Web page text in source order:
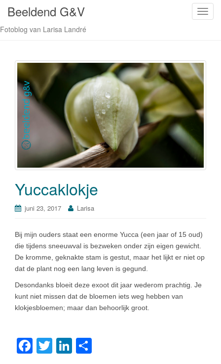
S
k
l
n
v
a
t
i
Beeldend G&V
Fotoblog van Larisa Landré
Yuccaklokje
juni 23, 2017 Larisa
Bij mijn ouders staat een enorme Yucca (een jaar of 15 oud)
die tijdens sneeuwval is bezweken onder zijn eigen gewicht.
De kromme, geknakte stam is gestut, maar het lijkt er niet op
dat de plant nog een lang leven is gegund.
Desondanks bloeit deze exoot dit jaar wederom prachtig. Je
kunt niet missen dat de bloemen iets weg hebben van
klokjesbloemen; maar dan behoorlijk groot.
F
T
Li